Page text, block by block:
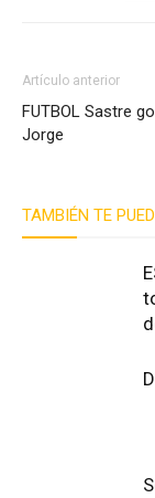
Artículo anterior
FUTBOL Sastre
Jorge
TAMBIÉN TE